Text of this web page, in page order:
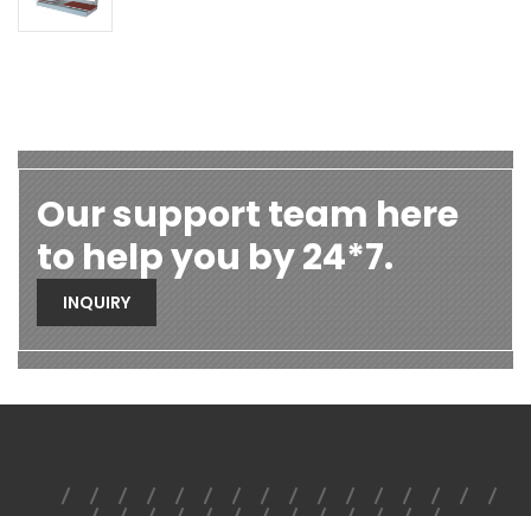
Our support team here
to help you by 24*7.
INQUIRY